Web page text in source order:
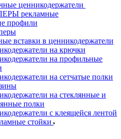
ценникодержатели
рекламные
профили
вставки в ценникодержатели
на крючки
на профильные
на сетчатые полки
на стеклянные и
полки
с клеящейся лентой
стойки